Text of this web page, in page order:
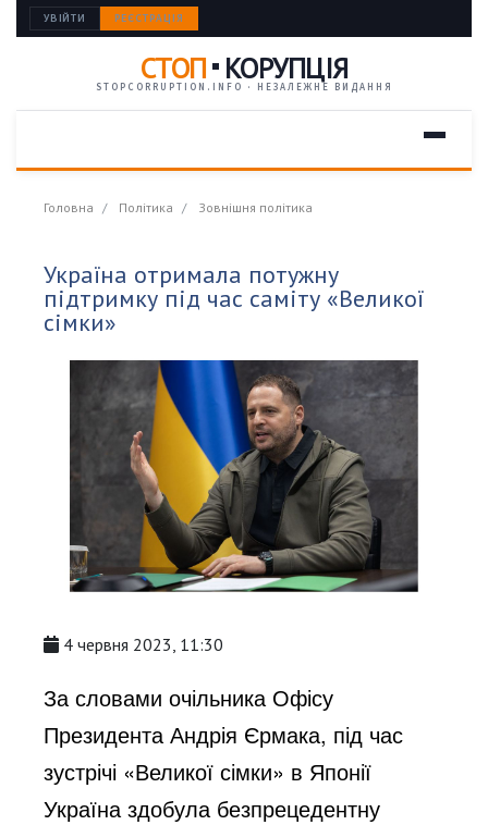
УВІЙТИ РЕЄСТРАЦІЯ
СТОП КОРУПЦІЯ
STOPCORRUPTION.INFO · НЕЗАЛЕЖНЕ ВИДАННЯ
Головна Політика Зовнішня політика
Україна отримала потужну
підтримку під час саміту «Великої
сімки»
4 червня 2023, 11:30
За словами очільника Офісу
Президента Андрія Єрмака, під час
зустрічі «Великої сімки» в Японії
Україна здобула безпрецедентну